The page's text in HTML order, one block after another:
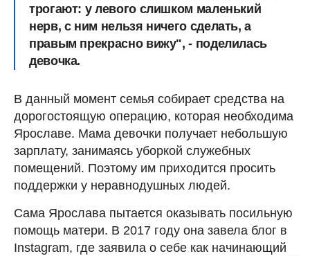
трогают: у левого слишком маленький
нерв, с ним нельзя ничего сделать, а
правым прекрасно вижу", - поделилась
девочка.
В данный момент семья собирает средства на
дорогостоящую операцию, которая необходима
Ярославе. Мама девочки получает небольшую
зарплату, занимаясь уборкой служебных
помещений. Поэтому им приходится просить
поддержки у неравнодушных людей.
Сама Ярослава пытается оказывать посильную
помощь матери. В 2017 году она завела блог в
Instagram, где заявила о себе как начинающий